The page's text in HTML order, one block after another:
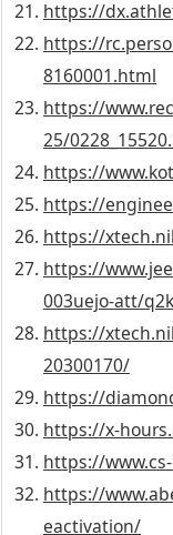
https://
https://
8160001.html
https://
25/
https://
https://
https://
https://
003uejo-att/
https://
20300170/
https://
https://x-
https://
https://
eactivation/